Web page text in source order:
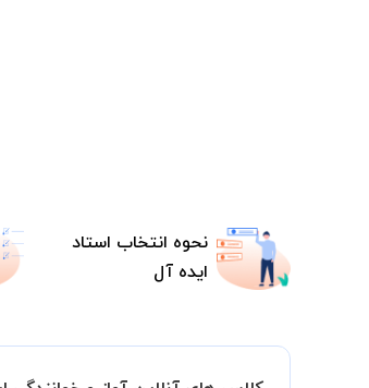
نحوه انتخاب استاد
ایده آل